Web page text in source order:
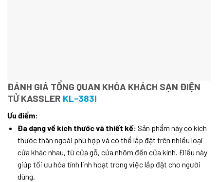
ĐÁNH GIÁ TỔNG QUAN KHÓA KHÁCH SẠN ĐIỆN
TỬ KASSLER KL-383I
Ưu điểm:
Đa dạng về kích thước và thiết kế: Sản phẩm này có kích
thước thân ngoài phù hợp và có thể lắp đặt trên nhiều loại
cửa khác nhau, từ cửa gỗ, cửa nhôm đến cửa kính. Điều này
giúp tối ưu hóa tính linh hoạt trong việc lắp đặt cho người
dùng.